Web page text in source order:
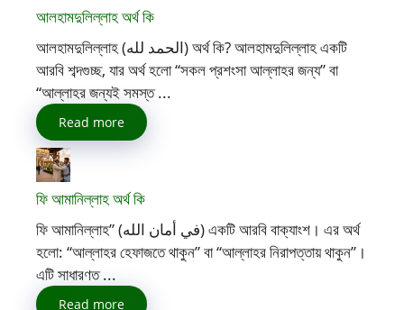
আলহামদুলিল্লাহ অর্থ কি
আলহামদুলিল্লাহ (الحمد لله) অর্থ কি? আলহামদুলিল্লাহ একটি
আরবি শব্দগুচ্ছ, যার অর্থ হলো “সকল প্রশংসা আল্লাহর জন্য” বা
“আল্লাহর জন্যই সমস্ত ...
Read more
ফি আমানিল্লাহ অর্থ কি
ফি আমানিল্লাহ” (في أمان الله) একটি আরবি বাক্যাংশ। এর অর্থ
হলো: “আল্লাহর হেফাজতে থাকুন” বা “আল্লাহর নিরাপত্তায় থাকুন”।
এটি সাধারণত ...
Read more